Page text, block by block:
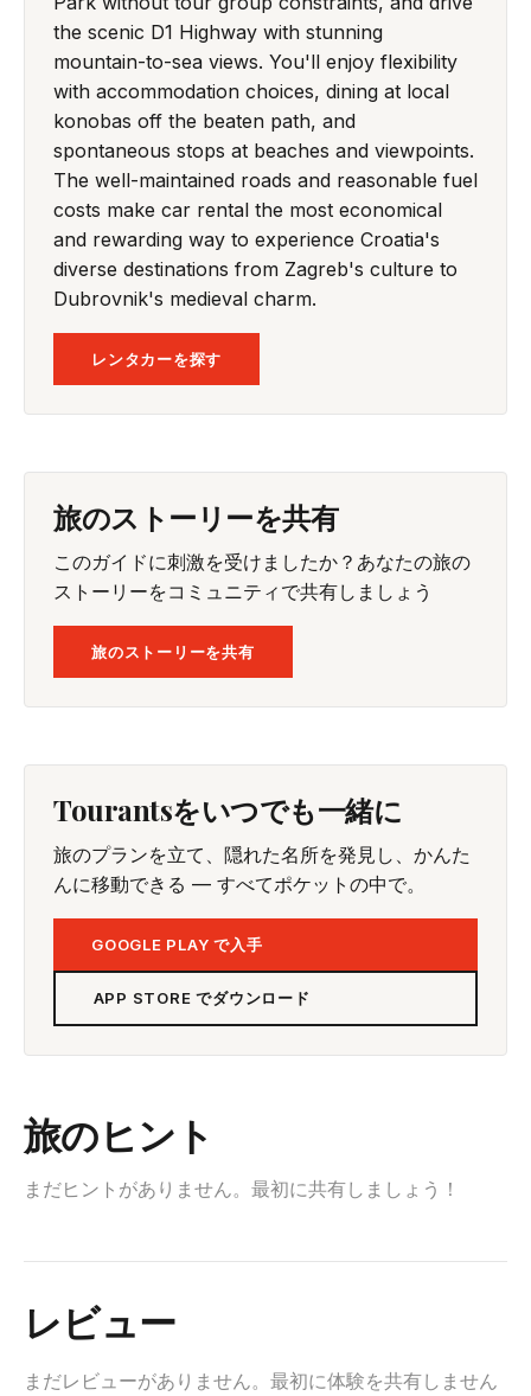
the scenic D1 Highway with stunning
mountain-to-sea views. You'll enjoy flexibility
with accommodation choices, dining at local
konobas off the beaten path, and
spontaneous stops at beaches and viewpoints.
The well-maintained roads and reasonable fuel
costs make car rental the most economical
and rewarding way to experience Croatia's
diverse destinations from Zagreb's culture to
Dubrovnik's medieval charm.
レンタカーを探す
旅のストーリーを共有
このガイドに刺激を受けましたか？あなたの旅の
ストーリーをコミュニティで共有しましょう
旅のストーリーを共有
Tourantsをいつでも一緒に
旅のプランを立て、隠れた名所を発見し、かんた
んに移動できる — すべてポケットの中で。
GOOGLE PLAY で入手
APP STORE でダウンロード
旅のヒント
まだヒントがありません。最初に共有しましょう！
レビュー
まだレビューがありません。最初に体験を共有しません